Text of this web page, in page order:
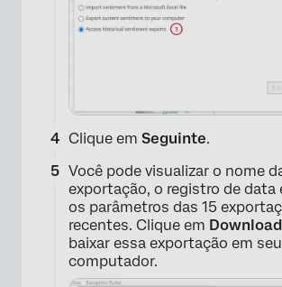
Clique em Seguinte.
Você pode visualizar o nome
exportação, o registro de data
os parâmetros das 15
recentes. Clique em Download
baixar essa exportação em seu
computador.